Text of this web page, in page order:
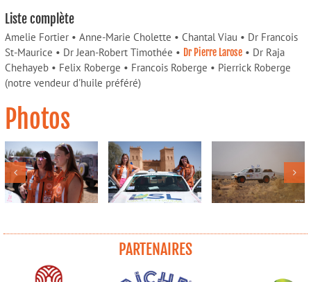
Liste complète
Amelie Fortier • Anne-Marie Cholette • Chantal Viau • Dr Francois
St-Maurice • Dr Jean-Robert Timothée • Dr Pierre Larose • Dr Raja
Chehayeb • Felix Roberge • Francois Roberge • Pierrick Roberge
(notre vendeur d'huile préféré)
Photos
PARTENAIRES